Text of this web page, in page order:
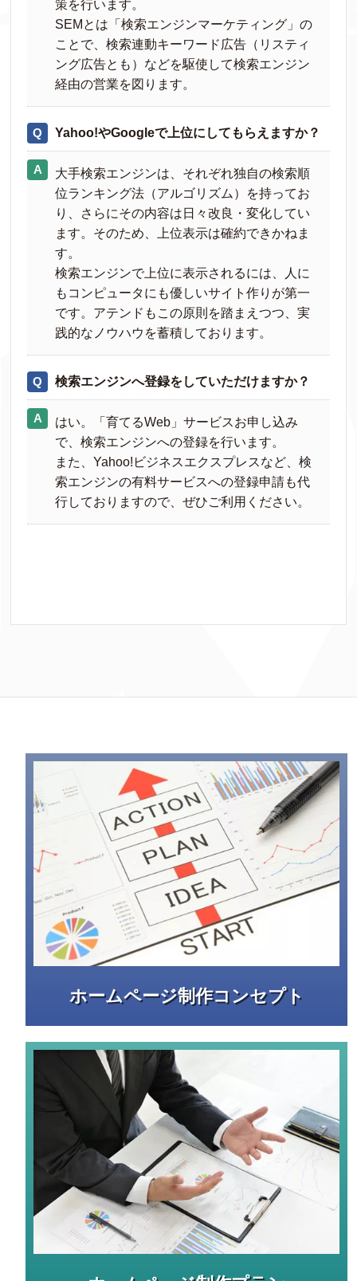
策を行います。
SEMとは「検索エンジンマーケティング」の
ことで、検索連動キーワード広告（リスティ
ング広告とも）などを駆使して検索エンジン
経由の営業を図ります。
Yahoo!やGoogleで上位にしてもらえますか？
大手検索エンジンは、それぞれ独自の検索順
位ランキング法（アルゴリズム）を持ってお
り、さらにその内容は日々改良・変化してい
ます。そのため、上位表示は確約できかねま
す。
検索エンジンで上位に表示されるには、人に
もコンピュータにも優しいサイト作りが第一
です。アテンドもこの原則を踏まえつつ、実
践的なノウハウを蓄積しております。
検索エンジンへ登録をしていただけますか？
はい。「育てるWeb」サービスお申し込み
で、検索エンジンへの登録を行います。
また、Yahoo!ビジネスエクスプレスなど、検
索エンジンの有料サービスへの登録申請も代
行しておりますので、ぜひご利用ください。
ホームページ制作コンセプト